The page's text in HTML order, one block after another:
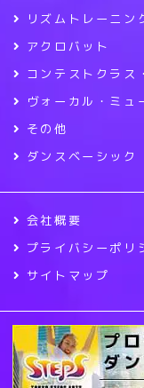
リズムトレーニン
アクロバット
コンテストクラス
ヴォーカル・ミュ
その他
ダンスベーシック
会社概要
プライバシーポリ
サイトマップ